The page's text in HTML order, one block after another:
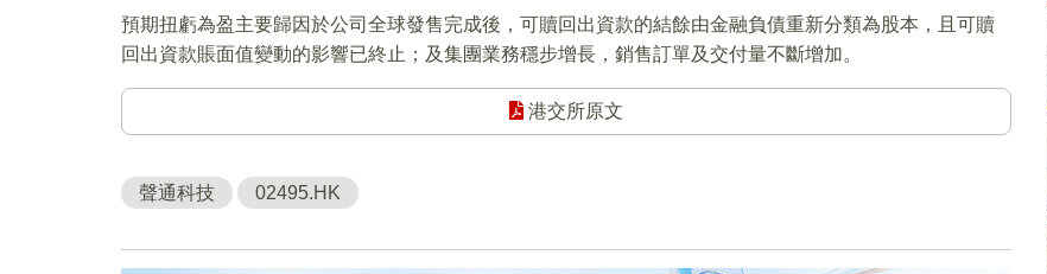
預期扭虧為盈主要歸因於公司全球發售完成後，可贖回出資款的結餘由金融負債重新分類為股本，且可贖
回出資款賬面值變動的影響已終止；及集團業務穩步增長，銷售訂單及交付量不斷增加。
港交所原文
聲通科技 02495.HK